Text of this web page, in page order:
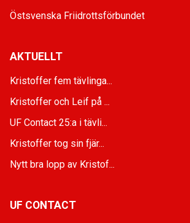
Östsvenska Friidrottsförbundet
AKTUELLT
Kristoffer fem tävlinga...
Kristoffer och Leif på ...
UF Contact 25:a i tävli...
Kristoffer tog sin fjär...
Nytt bra lopp av Kristof...
UF CONTACT